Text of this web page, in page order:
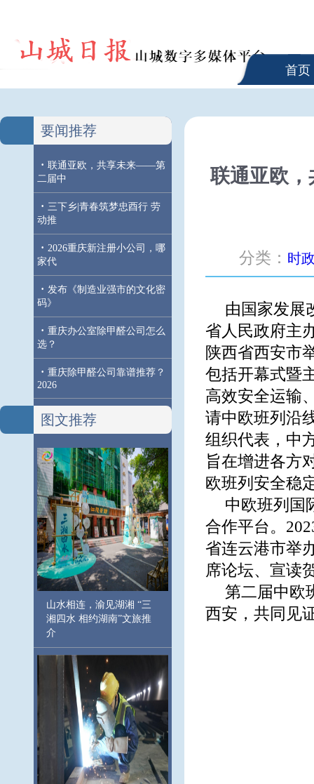
首页
要闻推荐
· 联通亚欧，共享未来——第
二届中
· 三下乡|青春筑梦忠酉行 劳
动推
· 2026重庆新注册小公司，哪
家代
· 发布《制造业强市的文化密
码》
· 重庆办公室除甲醛公司怎么
选？
· 重庆除甲醛公司靠谱推荐？
2026
图文推荐
山水相连，渝见湖湘 “三
湘四水 相约湖南”文旅推
介
联通亚欧
分类： 时
由国家发展
省人民政府主
陕西省西安市
包括开幕式暨
高效安全运输
请中欧班列沿
组织代表，中
旨在增进各方
欧班列安全稳
中欧班列国
合作平台。
省连云港市举
席论坛、宣读
第二届中欧
西安，共同见